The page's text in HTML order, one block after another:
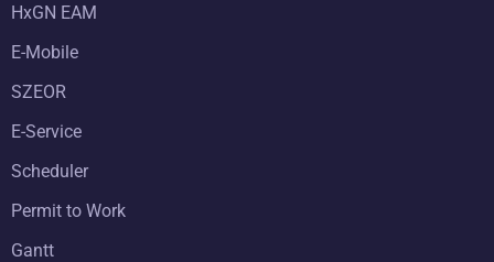
HxGN EAM
E-Mobile
SZEOR
E-Service
Scheduler
Permit to Work
Gantt